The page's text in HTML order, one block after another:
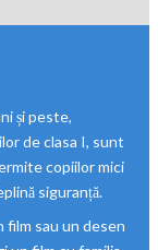
și peste,
de clasa I, sunt
copiilor mici
siguranță.
film sau un desen